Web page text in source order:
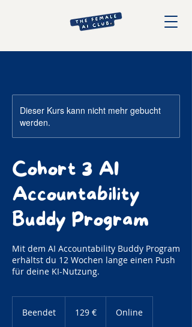
Dieser Kurs kann nicht mehr gebucht
werden.
Cohort 3 AI
Accountability
Buddy Program
Mit dem AI Accountability Buddy Program
erhältst du 12 Wochen lange einen Push
für deine KI-Nutzung.
Beendet 129 € Online